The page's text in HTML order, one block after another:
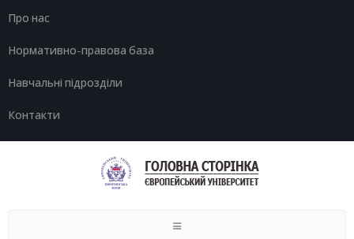
Про нас
Нормативно-правова база
Навчальні підрозділи
Контакти
Toggle